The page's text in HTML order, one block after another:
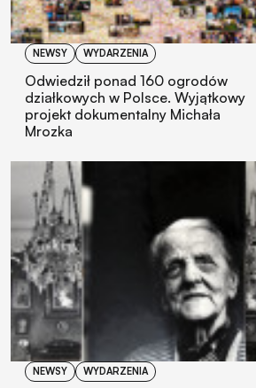
NEWSY WYDARZENIA
Odwiedził ponad 160 ogrodów
działkowych w Polsce. Wyjątkowy
projekt dokumentalny Michała
Mrozka
NEWSY WYDARZENIA